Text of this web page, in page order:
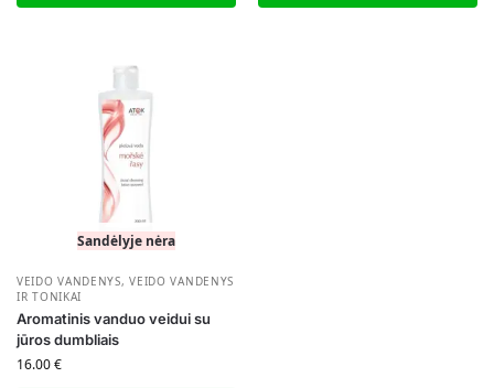
Sandėlyje nėra
VEIDO VANDENYS,VEIDO VANDENYS
IR TONIKAI
Aromatinis vanduo veidui su
jūros dumbliais
16.00€